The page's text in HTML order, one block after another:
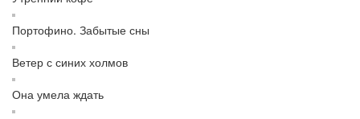
Портофино. Забытые сны
Ветер с синих холмов
Она умела ждать